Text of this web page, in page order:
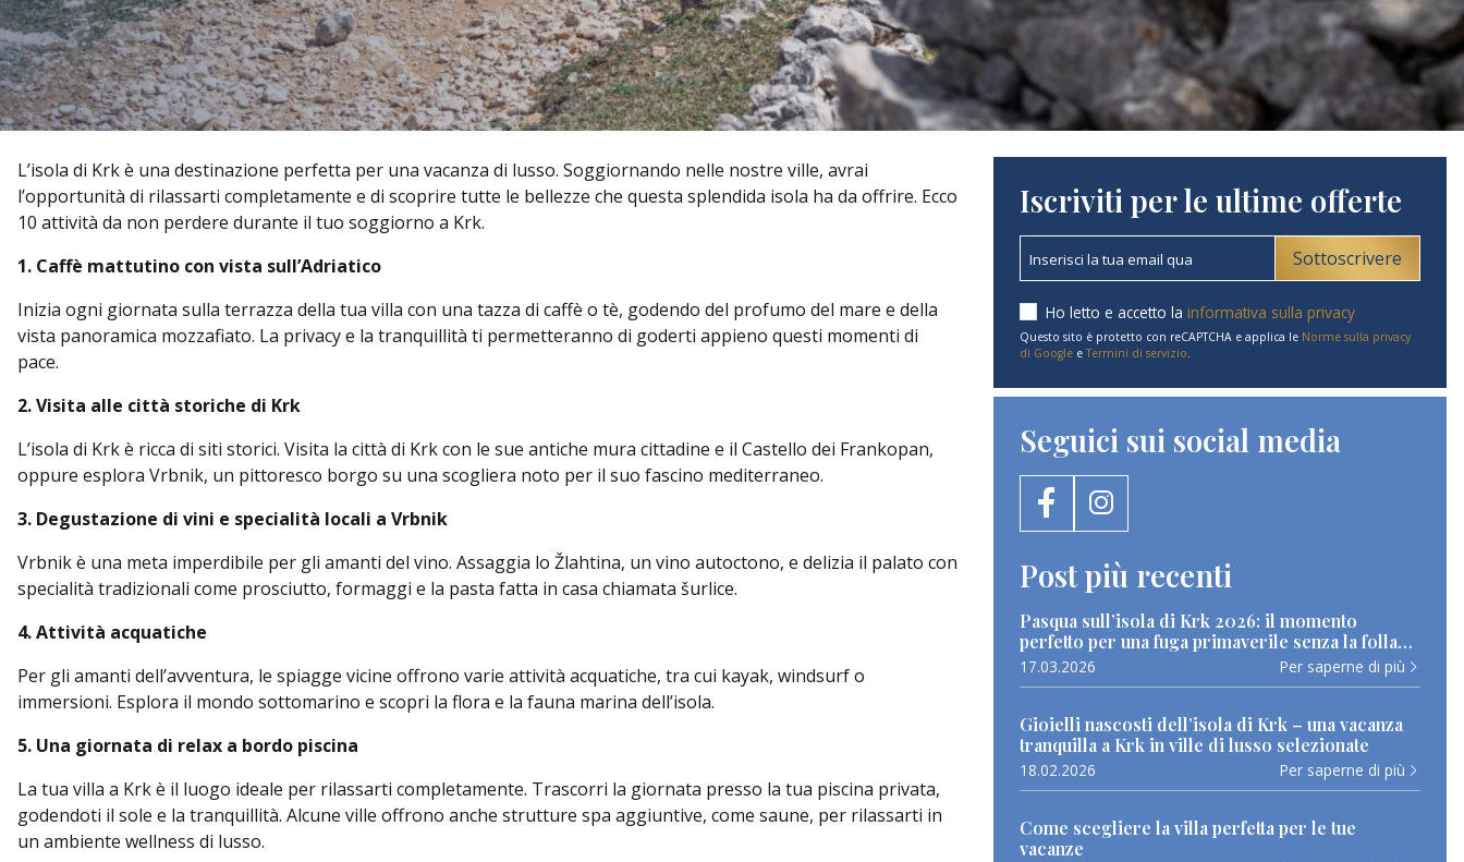
L’isola di Krk è una destinazione perfetta per una vacanza di lusso. Soggiornando nelle nostre ville, avrai
l’opportunità di rilassarti completamente e di scoprire tutte le bellezze che questa splendida isola ha da offrire. Ecco
10 attività da non perdere durante il tuo soggiorno a Krk.
1. Caffè mattutino con vista sull’Adriatico
Inizia ogni giornata sulla terrazza della tua villa con una tazza di caffè o tè, godendo del profumo del mare e della
vista panoramica mozzafiato. La privacy e la tranquillità ti permetteranno di goderti appieno questi momenti di
pace.
2. Visita alle città storiche di Krk
L’isola di Krk è ricca di siti storici. Visita la città di Krk con le sue antiche mura cittadine e il Castello dei Frankopan,
oppure esplora Vrbnik, un pittoresco borgo su una scogliera noto per il suo fascino mediterraneo.
3. Degustazione di vini e specialità locali a Vrbnik
Vrbnik è una meta imperdibile per gli amanti del vino. Assaggia lo Žlahtina, un vino autoctono, e delizia il palato con
specialità tradizionali come prosciutto, formaggi e la pasta fatta in casa chiamata šurlice.
4. Attività acquatiche
Per gli amanti dell’avventura, le spiagge vicine offrono varie attività acquatiche, tra cui kayak, windsurf o
immersioni. Esplora il mondo sottomarino e scopri la flora e la fauna marina dell’isola.
5. Una giornata di relax a bordo piscina
La tua villa a Krk è il luogo ideale per rilassarti completamente. Trascorri la giornata presso la tua piscina privata,
godendoti il sole e la tranquillità. Alcune ville offrono anche strutture spa aggiuntive, come saune, per rilassarti in
un ambiente wellness di lusso.
Iscriviti per le ultime offerte
Sottoscrivere
Ho letto e accetto la informativa sulla privacy
Questo sito è protetto con reCAPTCHA e applica le Norme sulla privacy
di Google eTermini di servizio.
Seguici sui social media
Post più recenti
Pasqua sull’isola di Krk 2026: il momento
perfetto per una fuga primaverile senza la folla
estiva
17.03.2026 Per saperne di più
Gioielli nascosti dell’isola di Krk – una vacanza
tranquilla a Krk in ville di lusso selezionate
18.02.2026 Per saperne di più
Come scegliere la villa perfetta per le tue
vacanze